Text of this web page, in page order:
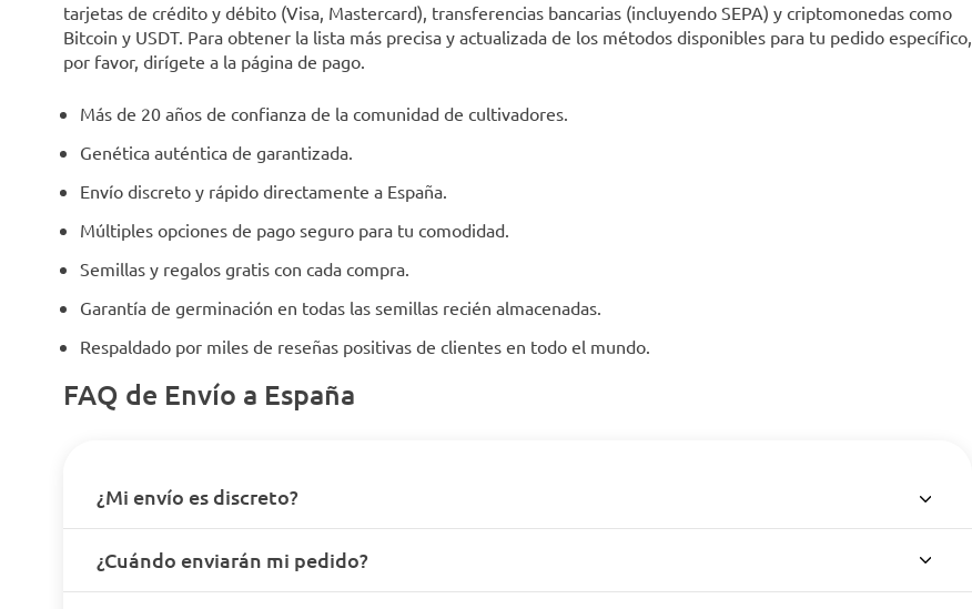
tarjetas de crédito y débito (Visa, Mastercard), transferencias bancarias (incluyendo SEPA) y criptomonedas como
Bitcoin y USDT. Para obtener la lista más precisa y actualizada de los métodos disponibles para tu pedido específico,
por favor, dirígete a la página de pago.
Más de 20 años de confianza de la comunidad de cultivadores.
Genética auténtica de garantizada.
Envío discreto y rápido directamente a España.
Múltiples opciones de pago seguro para tu comodidad.
Semillas y regalos gratis con cada compra.
Garantía de germinación en todas las semillas recién almacenadas.
Respaldado por miles de reseñas positivas de clientes en todo el mundo.
FAQ de Envío a España
¿Mi envío es discreto?
¿Cuándo enviarán mi pedido?